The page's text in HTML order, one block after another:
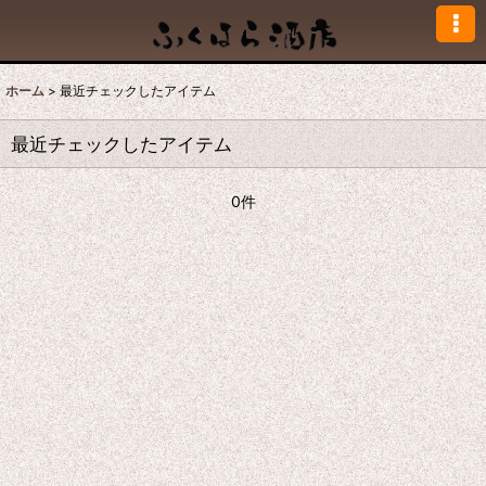
ホーム > 最近チェックしたアイテム
最近チェックしたアイテム
0件